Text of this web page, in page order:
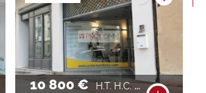
10 800 € H.T. H.C. / AN